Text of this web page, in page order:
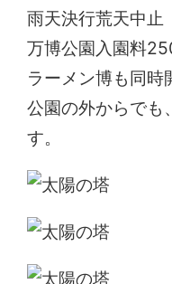
雨天決行荒天中止
万博公園入園料
ラーメン博も同
公園の外からでも
す。